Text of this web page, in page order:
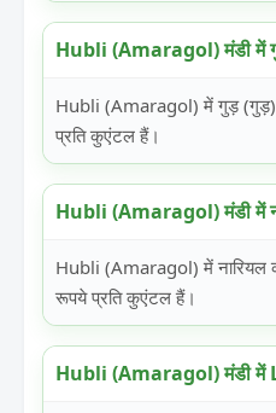
Hubli (Amaragol) मंडी में
Hubli (Amaragol) में गुड़
प्रति कुएंटल हैं।
Hubli (Amaragol) मंडी में
Hubli (Amaragol) में नारियल
रूपये प्रति कुएंटल हैं।
Hubli (Amaragol) मंडी में